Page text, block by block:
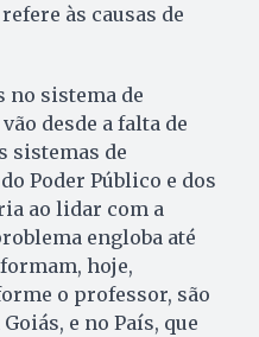
às causas de
no sistema de
desde a falta de
sistemas de
Poder Público e dos
ao lidar com a
engloba até
hoje,
o professor, são
e no País, que